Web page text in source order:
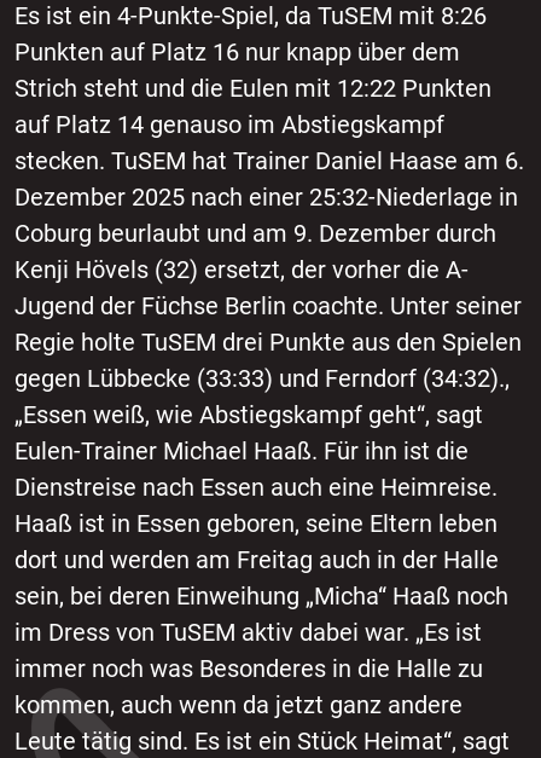
Es ist ein 4-Punkte-Spiel, da TuSEM mit 8:26
Punkten auf Platz 16 nur knapp über dem
Strich steht und die Eulen mit 12:22 Punkten
auf Platz 14 genauso im Abstiegskampf
stecken. TuSEM hat Trainer Daniel Haase am 6.
Dezember 2025 nach einer 25:32-Niederlage in
Coburg beurlaubt und am 9. Dezember durch
Kenji Hövels (32) ersetzt, der vorher die A-
Jugend der Füchse Berlin coachte. Unter seiner
Regie holte TuSEM drei Punkte aus den Spielen
gegen Lübbecke (33:33) und Ferndorf (34:32).,
„Essen weiß, wie Abstiegskampf geht“, sagt
Eulen-Trainer Michael Haaß. Für ihn ist die
Dienstreise nach Essen auch eine Heimreise.
Haaß ist in Essen geboren, seine Eltern leben
dort und werden am Freitag auch in der Halle
sein, bei deren Einweihung „Micha“ Haaß noch
im Dress von TuSEM aktiv dabei war. „Es ist
immer noch was Besonderes in die Halle zu
kommen, auch wenn da jetzt ganz andere
Leute tätig sind. Es ist ein Stück Heimat“, sagt